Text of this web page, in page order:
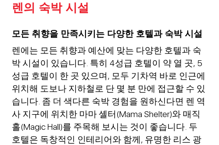
렌의 숙박 시설
모든 취향을 만족시키는 다양한 호텔과 숙박 시설
렌에는 모든 취향과 예산에 맞는 다양한 호텔과 숙
박 시설이 있습니다. 특히 4성급 호텔이 약 열 곳, 5
성급 호텔이 한 곳 있으며, 모두 기차역 바로 인근에
위치해 도보나 지하철로 단 몇 분 만에 접근할 수 있
습니다. 좀 더 색다른 숙박 경험을 원하신다면 렌 역
사 지구에 위치한 마마 셸터(Mama Shelter)와 매직
홀(Magic Hall)를 주목해 보시는 것이 좋습니다. 두
호텔은 독창적인 인테리어와 함께, 유명한 리스 광